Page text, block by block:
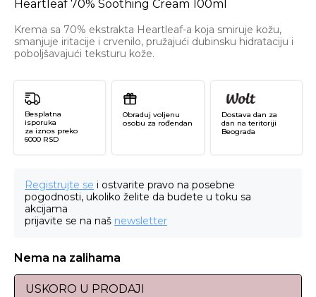
Heartleaf 70% Soothing Cream 100ml
Krema sa 70% ekstrakta Heartleaf-a koja smiruje kožu,
smanjuje iritacije i crvenilo, pružajući dubinsku hidrataciju i
poboljšavajući teksturu kože.
Besplatna
isporuka
za iznos preko
6000 RSD
Obraduj voljenu
osobu za rođendan
Dostava dan za
dan na teritoriji
Beograda
Registrujte se i ostvarite pravo na posebne
pogodnosti, ukoliko želite da budete u toku sa
akcijama
prijavite se na naš newsletter
Nema na zalihama
USKORO U PRODAJI